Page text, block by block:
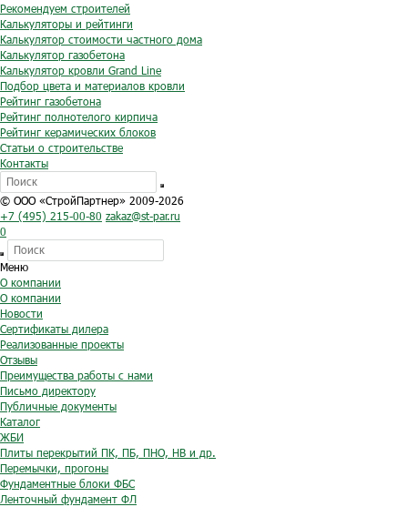
Рекомендуем строителей
Калькуляторы и рейтинги
Калькулятор стоимости частного дома
Калькулятор газобетона
Калькулятор кровли Grand Line
Подбор цвета и материалов кровли
Рейтинг газобетона
Рейтинг полнотелого кирпича
Рейтинг керамических блоков
Статьи о строительстве
Контакты
© ООО «СтройПартнер» 2009-2026
+7 (495) 215-00-80 zakaz@st-par.ru
0
Меню
О компании
О компании
Новости
Сертификаты дилера
Реализованные проекты
Отзывы
Преимущества работы с нами
Письмо директору
Публичные документы
Каталог
ЖБИ
Плиты перекрытий ПК, ПБ, ПНО, НВ и др.
Перемычки, прогоны
Фундаментные блоки ФБС
Ленточный фундамент ФЛ